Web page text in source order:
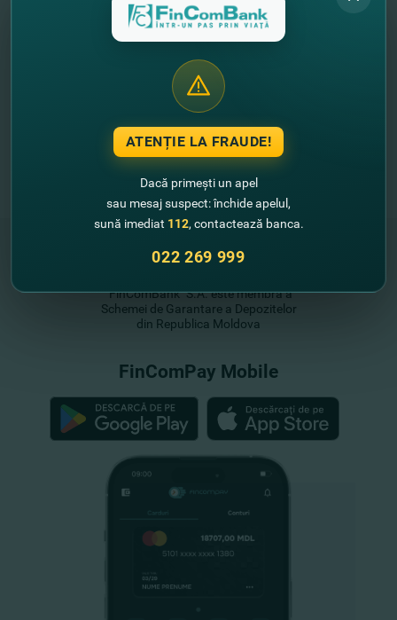
"FinComBank" S.A. este membră a
Schemei de Garantare a Depozitelor
din Republica Moldova
FinComPay Mobile
ATENȚIE LA FRAUDE!
Dacă primești un apel
sau mesaj suspect: închide apelul,
sună imediat 112, contactează banca.
022 269 999